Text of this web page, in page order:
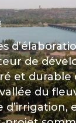
de
et durable
du
d’irrigation,